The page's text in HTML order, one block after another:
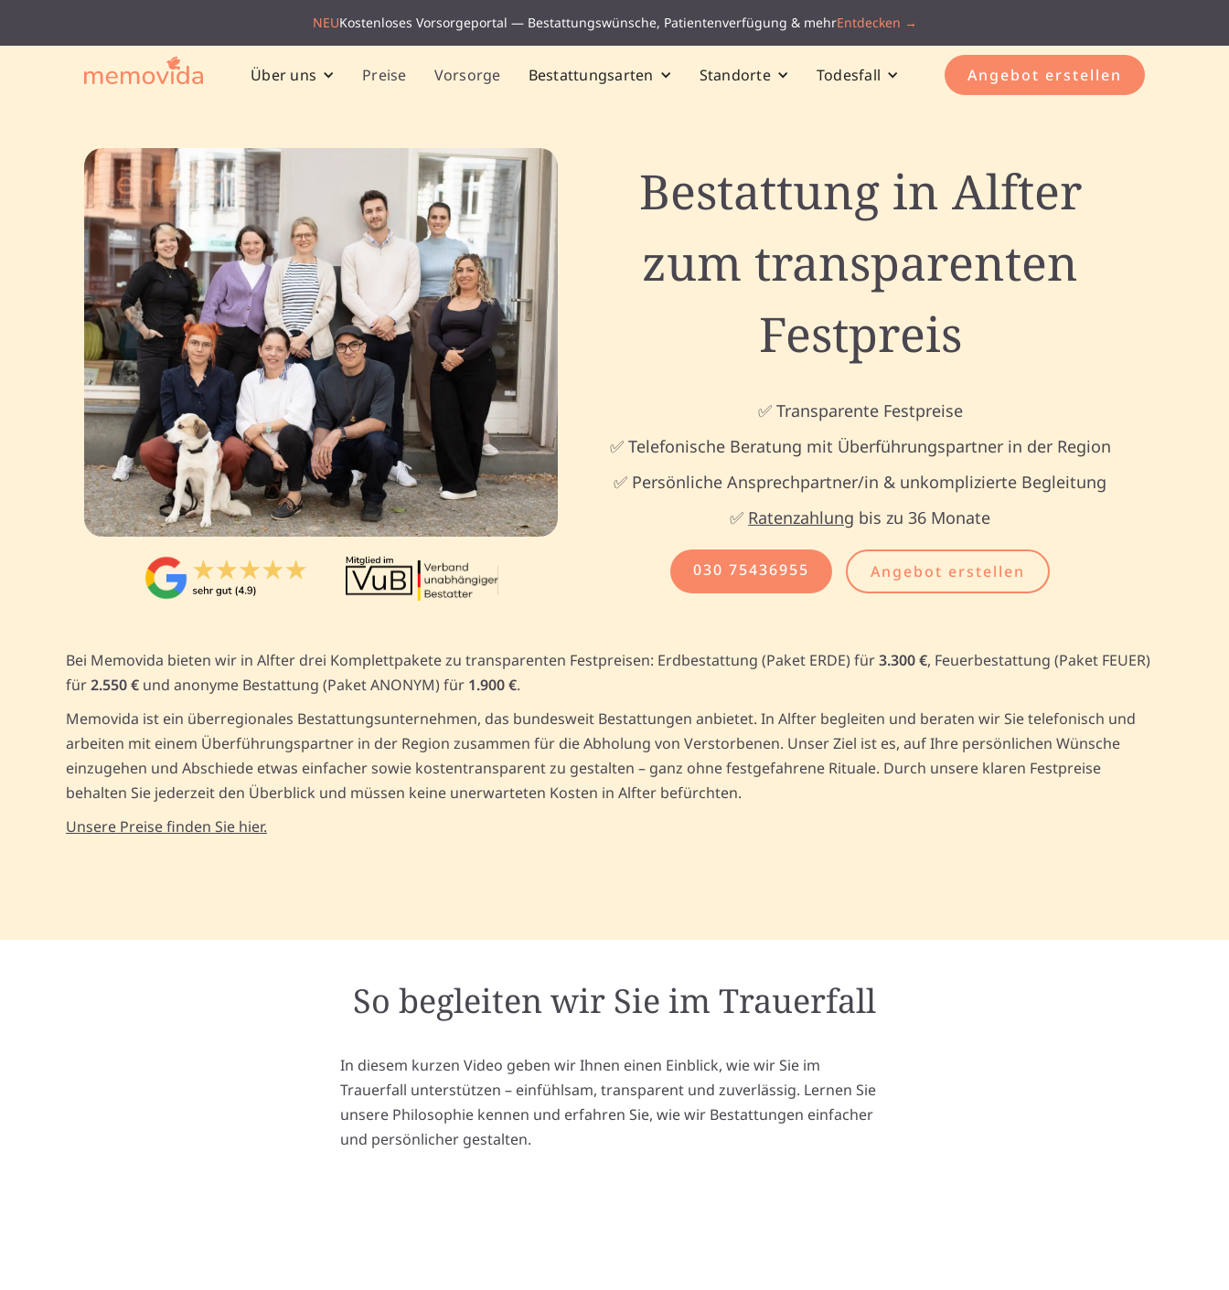
NEUKostenloses Vorsorgeportal — Bestattungswünsche, Patientenverfügung & mehrEntdecken →
Über uns Preise Vorsorge Bestattungsarten Standorte Todesfall Angebot erstellen
Bestattung in Alfter
zum transparenten
Festpreis
✅ Transparente Festpreise
✅ Telefonische Beratung mit Überführungspartner in der Region
✅ Persönliche Ansprechpartner/in & unkomplizierte Begleitung
✅ Ratenzahlung bis zu 36 Monate
030 75436955 Angebot erstellen
Bei Memovida bieten wir in Alfter drei Komplettpakete zu transparenten Festpreisen: Erdbestattung (Paket ERDE) für3.300 €, Feuerbestattung (Paket FEUER)
für2.550 € und anonyme Bestattung (Paket ANONYM) für 1.900 €.
Memovida ist ein überregionales Bestattungsunternehmen, das bundesweit Bestattungen anbietet. In Alfter begleiten und beraten wir Sie telefonisch und
arbeiten mit einem Überführungspartner in der Region zusammen für die Abholung von Verstorbenen. Unser Ziel ist es, auf Ihre persönlichen Wünsche
einzugehen und Abschiede etwas einfacher sowie kostentransparent zu gestalten – ganz ohne festgefahrene Rituale. Durch unsere klaren Festpreise
behalten Sie jederzeit den Überblick und müssen keine unerwarteten Kosten in Alfter befürchten.
Unsere Preise finden Sie hier.
So begleiten wir Sie im Trauerfall
In diesem kurzen Video geben wir Ihnen einen Einblick, wie wir Sie im
Trauerfall unterstützen – einfühlsam, transparent und zuverlässig. Lernen Sie
unsere Philosophie kennen und erfahren Sie, wie wir Bestattungen einfacher
und persönlicher gestalten.